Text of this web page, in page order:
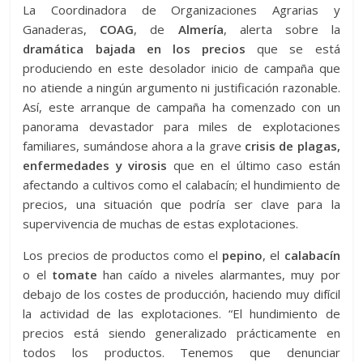
La Coordinadora de Organizaciones Agrarias y
Ganaderas, COAG, de Almería, alerta sobre la
dramática bajada en los precios que se está
produciendo en este desolador inicio de campaña que
no atiende a ningún argumento ni justificación razonable.
Así, este arranque de campaña ha comenzado con un
panorama devastador para miles de explotaciones
familiares, sumándose ahora a la grave crisis de plagas,
enfermedades y virosis que en el último caso están
afectando a cultivos como el calabacín; el hundimiento de
precios, una situación que podría ser clave para la
supervivencia de muchas de estas explotaciones.
Los precios de productos como el pepino, el calabacín
o el tomate han caído a niveles alarmantes, muy por
debajo de los costes de producción, haciendo muy difícil
la actividad de las explotaciones. “El hundimiento de
precios está siendo generalizado prácticamente en
todos los productos. Tenemos que denunciar